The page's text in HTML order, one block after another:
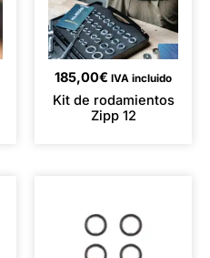
185,00€ IVA incluido
Kit de rodamientos
Zipp 12